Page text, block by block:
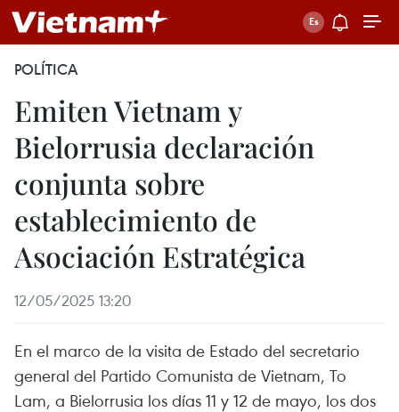
POLÍTICA
Emiten Vietnam y
Bielorrusia declaración
conjunta sobre
establecimiento de
Asociación Estratégica
12/05/2025 13:20
En el marco de la visita de Estado del secretario
general del Partido Comunista de Vietnam, To
Lam, a Bielorrusia los días 11 y 12 de mayo, los dos